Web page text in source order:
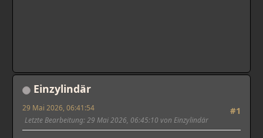
Einzylindär
#1
29 Mai 2026, 06:41:54
Letzte Bearbeitung: 29 Mai 2026, 06:45:10 von Einzylindär